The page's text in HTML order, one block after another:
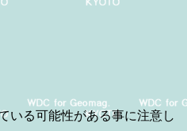
いる可能性がある事に注意し